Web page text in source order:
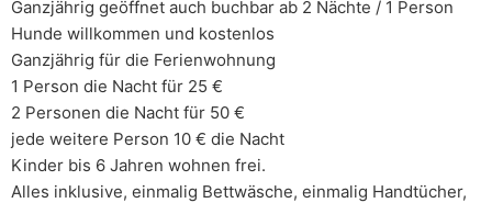
Ganzjährig geöffnet auch buchbar ab 2 Nächte / 1 Person
Hunde willkommen und kostenlos
Ganzjährig für die Ferienwohnung
1 Person die Nacht für 25 €
2 Personen die Nacht für 50 €
jede weitere Person 10 € die Nacht
Kinder bis 6 Jahren wohnen frei.
Alles inklusive, einmalig Bettwäsche, einmalig Handtücher,